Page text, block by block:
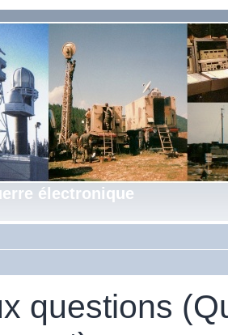
électronique
questions